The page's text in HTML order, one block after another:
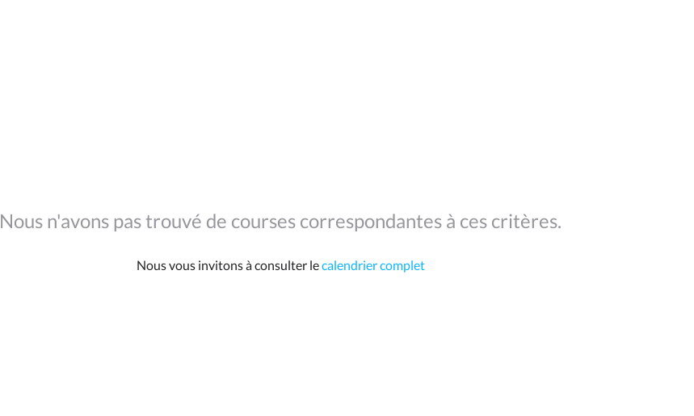
Nous n'avons pas trouvé de courses correspondantes à ces critères.
Nous vous invitons à consulter lecalendrier complet